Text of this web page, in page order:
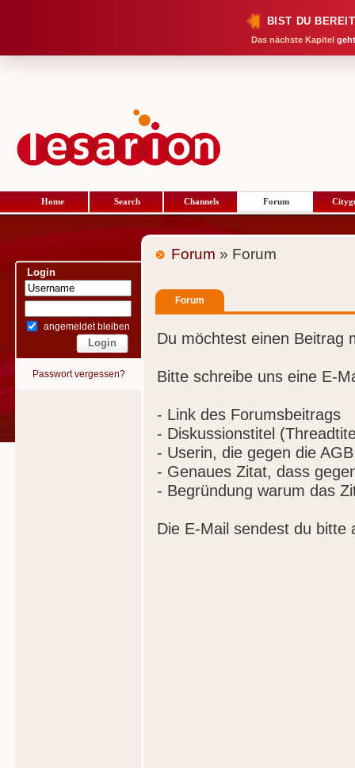
BIST DU
Das nächste Kapitel
Home Search Channels Forum
Login
angemeldet bleiben
Passwort vergessen?
Forum » Forum
Forum
Du möchtest einen Beitrag
Bitte schreibe uns eine E-
- Link des Forumsbeitrags
- Diskussionstitel
- Userin, die gegen die
- Genaues Zitat, dass
- Begründung warum das
Die E-Mail sendest du bitte